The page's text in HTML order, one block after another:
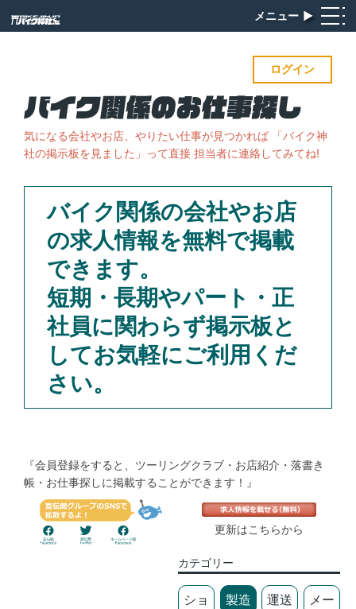
メニュー ▶︎
ログイン
気になる会社やお店、やりたい仕事が見つかれば 「バイク神
社の掲示板を見ました」って直接 担当者に連絡してみてね!
バイク関係の会社やお店
の求人情報を無料で掲載
できます。
短期・長期やパート・正
社員に関わらず掲示板と
してお気軽にご利用くだ
さい。
『会員登録をすると、ツーリングクラブ・お店紹介・落書き
帳・お仕事探しに掲載することができます！』
更新はこちらから
カテゴリー
ショ
製造 運送
メー